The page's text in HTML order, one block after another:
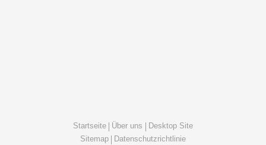
Startseite Über uns
Desktop Site
Sitemap
Datenschutzrichtlinie